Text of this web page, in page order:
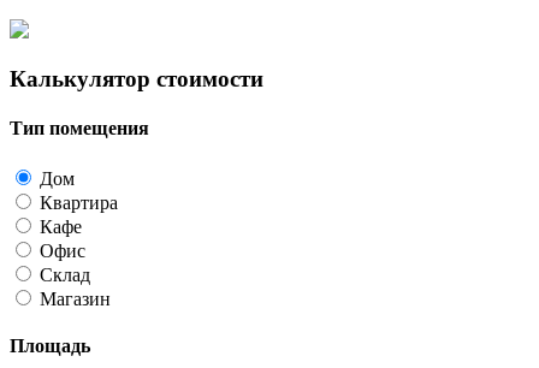
Калькулятор стоимости
Тип помещения
Дом
Квартира
Кафе
Офис
Склад
Магазин
Площадь